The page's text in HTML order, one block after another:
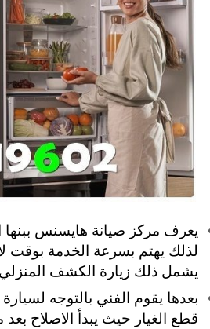
يعرف مركز صيانة هايسنس ببنها
يشمل ذلك زيارة الكشف المنزلي
بعدها يقوم الفني بالتوجه
قطع الغيار حيث يبدأ الاصلاح بعد